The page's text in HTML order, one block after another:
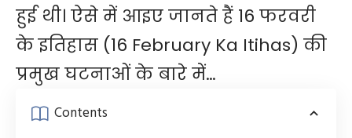
हुई थी। ऐसे में आइए जानते हैं 16 फरवरी
के इतिहास (16 February Ka Itihas) की
प्रमुख घटनाओं के बारे में…
Contents